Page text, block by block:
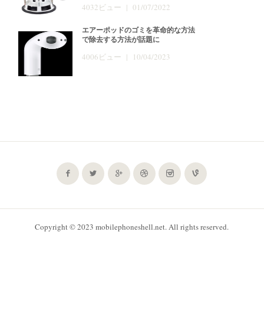
4032ビュー | 01/07/2022
エアーポッドのゴミを革命的な方法
で除去する方法が話題に
4006ビュー | 10/04/2023
Copyright © 2023 mobilephoneshell.net. All rights reserved.